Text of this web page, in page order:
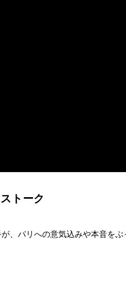
トーク
、パリへの意気込みや本音を